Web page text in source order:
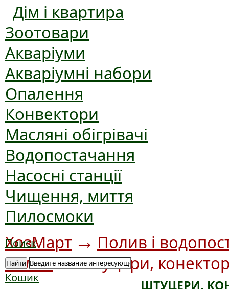
Дім і квартира
Зоотовари
Акваріуми
Акваріумні набори
Опалення
Конвектори
Масляні обігрівачі
Водопостачання
Насосні станції
Чищення, миття
Пилосмоки
Поиск
Найти
Кошик
ХозМарт → Полив і
полив→Штуцери,
ШТУЦЕРИ,